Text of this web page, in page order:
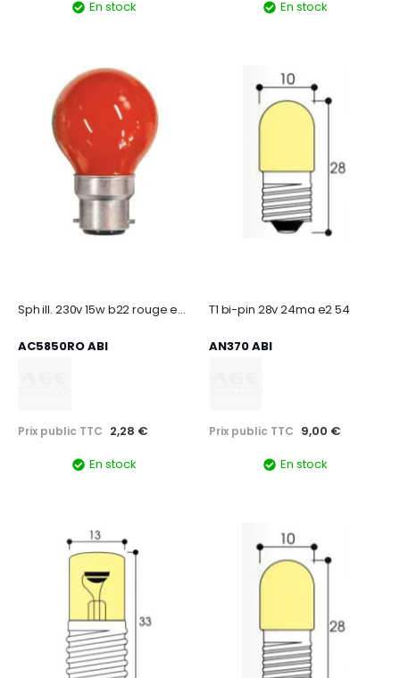
En stock
En stock
Sph ill. 230v 15w b22 rouge emb. unitaire par 10
AC5850RO ABI
Prix public TTC 2,28 €
En stock
T1 bi-pin 28v 24ma e2 54
AN370 ABI
Prix public TTC 9,00 €
En stock